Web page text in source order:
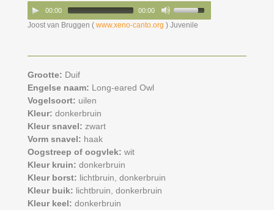
00:00 00:00
Joost van Bruggen ( www.xeno-canto.org ) Juvenile
Grootte: Duif
Engelse naam: Long-eared Owl
Vogelsoort: uilen
Kleur: donkerbruin
Kleur snavel: zwart
Vorm snavel: haak
Oogstreep of oogvlek: wit
Kleur kruin: donkerbruin
Kleur borst: lichtbruin, donkerbruin
Kleur buik: lichtbruin, donkerbruin
Kleur keel: donkerbruin